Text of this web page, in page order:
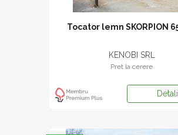
Tocator lemn SKORPION
KENOBI SRL
Pret la cerere